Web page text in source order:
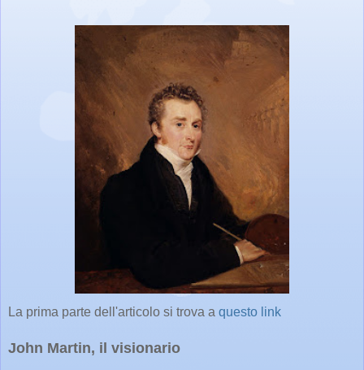
La prima parte dell'articolo si trova a questo link
John Martin, il visionario